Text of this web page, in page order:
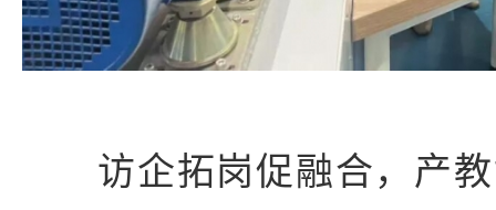
访企拓岗促融合，产